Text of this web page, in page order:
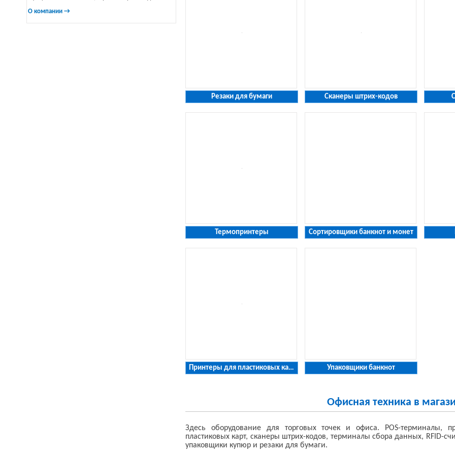
О компании →
Резаки для бумаги Сканеры штрих-кодов
Термопринтеры Cортировщики банкнот и монет
Принтеры для пластиковых карт Упаковщики банкнот
Офисная техника в
Здесь оборудование для торговых точек и офиса. POS-терминалы,
пластиковых карт, сканеры штрих-кодов, терминалы сбора данных, RFID-
упаковщики купюр и резаки для бумаги.